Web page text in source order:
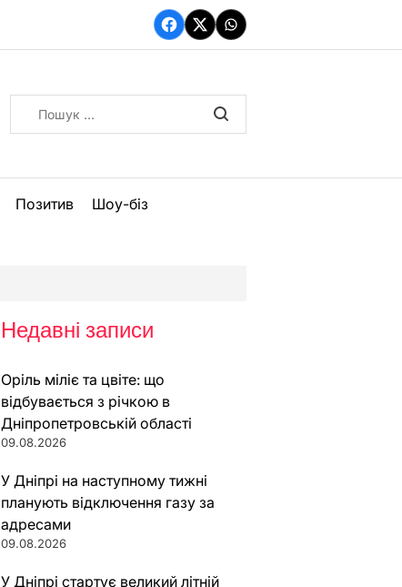
Facebook
TwitterWhatsApp
Позитив Шоу-біз
Недавні записи
Оріль міліє та цвіте: що
відбувається з річкою в
Дніпропетровській області
09.08.2026
У Дніпрі на наступному тижні
планують відключення газу за
адресами
09.08.2026
У Дніпрі стартує великий літній